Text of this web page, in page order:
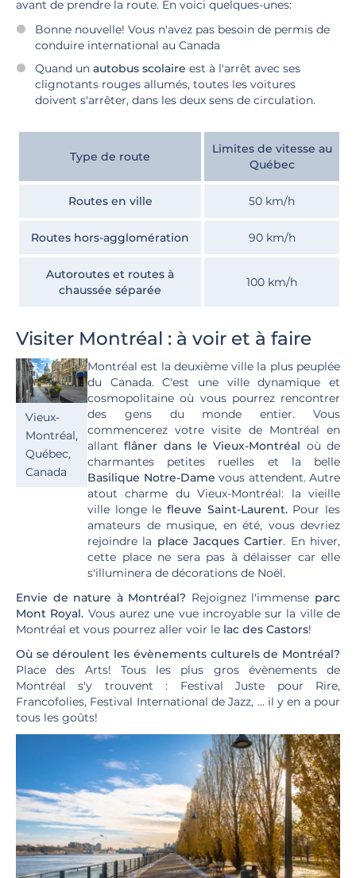
avant de prendre la route. En voici quelques-unes:
Bonne nouvelle! Vous n'avez pas besoin de permis de
conduire international au Canada
Quand un autobus scolaire est à l'arrêt avec ses
clignotants rouges allumés, toutes les voitures
doivent s'arrêter, dans les deux sens de circulation.
Type de route
Limites de vitesse au
Québec
Routes en ville 50 km/h
Routes hors-agglomération 90 km/h
Autoroutes et routes à
chaussée séparée
100 km/h
Visiter Montréal : à voir et à faire
Vieux-
Montréal,
Québec,
Canada
Montréal est la deuxième ville la plus peuplée
du Canada. C'est une ville dynamique et
cosmopolitaine où vous pourrez rencontrer
des gens du monde entier. Vous
commencerez votre visite de Montréal en
allantflâner dans le Vieux-Montréal où de
charmantes petites ruelles et la belle
Basilique Notre-Dame vous attendent. Autre
atout charme du Vieux-Montréal: la vieille
ville longe le fleuve Saint-Laurent.Pour les
amateurs de musique, en été, vous devriez
rejoindre la place Jacques Cartier. En hiver,
cette place ne sera pas à délaisser car elle
s'illuminera de décorations de Noël.
Envie de nature à Montréal? Rejoignez l'immense parc
Mont Royal. Vous aurez une vue incroyable sur la ville de
Montréal et vous pourrez aller voir le lac des Castors!
Où se déroulent les évènements culturels de Montréal?
Place des Arts! Tous les plus gros évènements de
Montréal s'y trouvent : Festival Juste pour Rire,
Francofolies, Festival International de Jazz, ... il y en a pour
tous les goûts!